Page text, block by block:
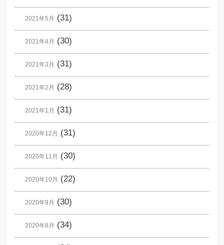
2021年5月 (31)
2021年4月 (30)
2021年3月 (31)
2021年2月 (28)
2021年1月 (31)
2020年12月 (31)
2020年11月 (30)
2020年10月 (22)
2020年9月 (30)
2020年8月 (34)